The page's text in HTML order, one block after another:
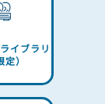
イブラリ
定）